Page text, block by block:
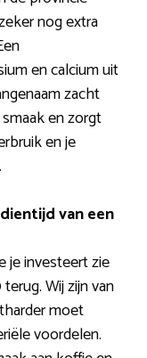
nog extra
en calcium uit
zacht
en zorgt
en je
van een
je investeert zie
Wij zijn van
moet
voordelen.